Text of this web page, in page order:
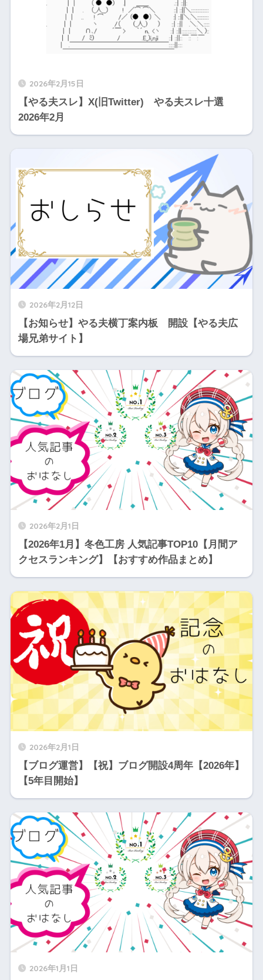
2026年2月15日
【やる夫スレ】X(旧Twitter) やる夫スレ十選
2026年2月
2026年2月12日
【お知らせ】やる夫横丁案内板 開設【やる夫広
場兄弟サイト】
2026年2月1日
【2026年1月】冬色工房 人気記事TOP10【月間ア
クセスランキング】【おすすめ作品まとめ】
2026年2月1日
【ブログ運営】【祝】ブログ開設4周年【2026年】
【5年目開始】
2026年1月1日